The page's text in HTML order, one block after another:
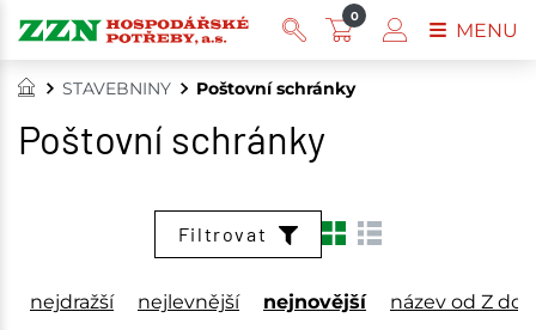
STAVEBNINY Poštovní schránky
Poštovní schránky
Filtrovat
nejdražší nejlevnější nejnovější název od Z do
0
MENU